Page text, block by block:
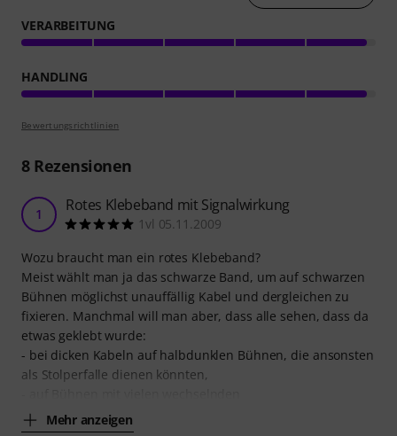
VERARBEITUNG
HANDLING
Bewertungsrichtlinien
8Rezensionen
1 Rotes Klebeband mit Signalwirkung
1vl 05.11.2009
Wozu braucht man ein rotes Klebeband?
Meist wählt man ja das schwarze Band, um auf schwarzen
Bühnen möglichst unauffällig Kabel und dergleichen zu
fixieren. Manchmal will man aber, dass alle sehen, dass da
etwas geklebt wurde:
- bei dicken Kabeln auf halbdunklen Bühnen, die ansonsten
als Stolperfalle dienen könnten,
Mehr anzeigen